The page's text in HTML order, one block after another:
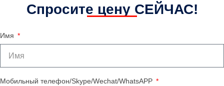
Спросите цену СЕЙЧАС!
Имя
Мобильный телефон/Skype/Wechat/WhatsAPP